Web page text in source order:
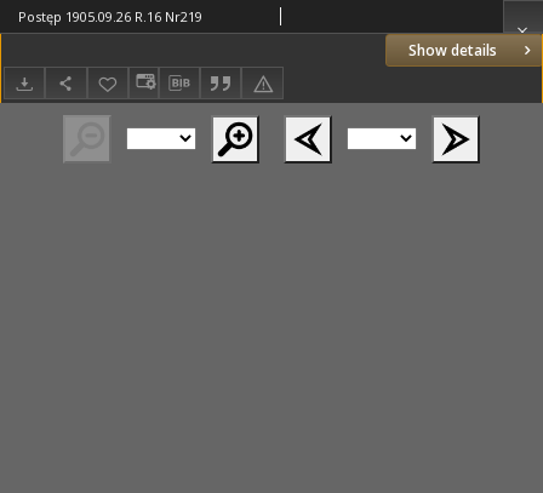
Show details
Postęp 1905.09.26 R.16 Nr219